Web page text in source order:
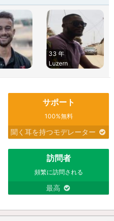
33 年
Luzern
サポート
100%無料
聞く耳を持つモデレーター
訪問者
頻繁に訪問される
最高